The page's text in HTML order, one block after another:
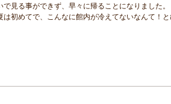
見る事ができず、早々に帰ることになりました。
初めてで、こんなに館内が冷えてないなんて！